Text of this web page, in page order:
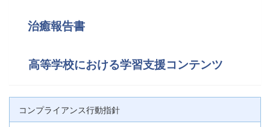
治癒報告書
高等学校における学習支援コンテンツ
コンプライアンス行動指針